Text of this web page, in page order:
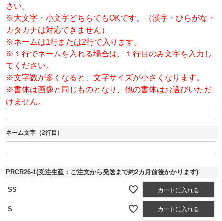
さい。
※大文字・小文字どちらでもOKです。（漢字・ひらがな・
カタカナは対応できません）
※ネームは1行または2行で入ります。
※１行でネームを入れる場合は、１行目のみ文字を入力し
てください。
※文字数が多くなると、文字サイズが小さくなります。
※書体は画像と同じものとなり、他の書体はお選びいただ
けません。
ネーム文字（2行目）
PRCR26-1(受注生産：ご注文から発送まで約2カ月前後かかります)
SS カートに入れる
S カートに入れる